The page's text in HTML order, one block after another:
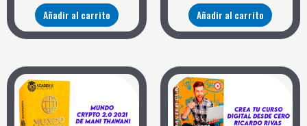
Añadir al carrito Añadir al carrito